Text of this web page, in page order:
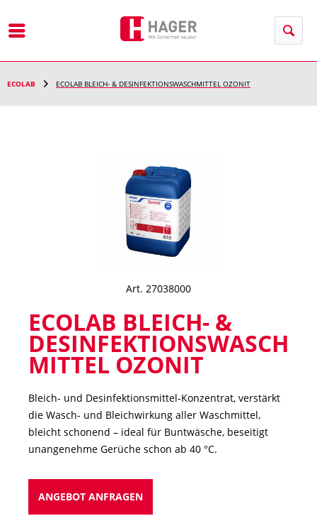
ECOLAB ECOLAB BLEICH- & DESINFEKTIONSWASCHMITTEL OZONIT
Art. 27038000
ECOLAB BLEICH- &
DESINFEKTIONSWASCH
MITTEL OZONIT
Bleich- und Desinfektionsmittel-Konzentrat, verstärkt
die Wasch- und Bleichwirkung aller Waschmittel,
bleicht schonend – ideal für Buntwäsche, beseitigt
unangenehme Gerüche schon ab 40 °C.
ANGEBOT ANFRAGEN